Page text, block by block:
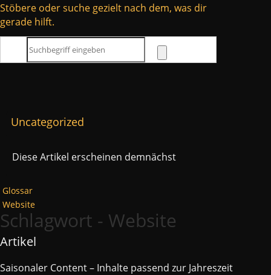
Stöbere oder suche gezielt nach dem, was dir
gerade hilft.
Uncategorized
Diese Artikel erscheinen demnächst
Glossar
Website
Schlagwort - Website
Artikel
Saisonaler Content – Inhalte passend zur Jahreszeit